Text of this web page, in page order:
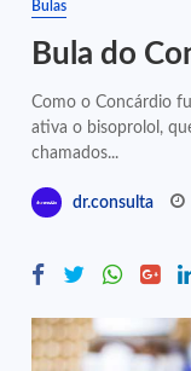
Bulas
Bula do
Como o Concárdio
ativa o bisoprolol,
chamados...
dr.consulta